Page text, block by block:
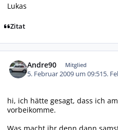
Lukas
Zitat
Andre90 Mitglied
5. Februar 2009 um 09:515.
hi, ich hätte gesagt, dass ich
vorbeikomme.